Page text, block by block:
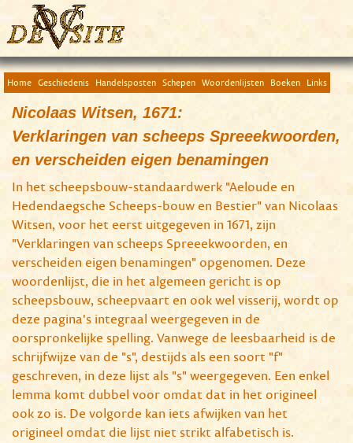
Home Geschiedenis Handelsposten Schepen Woordenlijsten Boeken Links
Nicolaas Witsen, 1671:
Verklaringen van scheeps Spreeekwoorden,
en verscheiden eigen benamingen
In het scheepsbouw-standaardwerk "Aeloude en
Hedendaegsche Scheeps-bouw en Bestier" van Nicolaas
Witsen, voor het eerst uitgegeven in 1671, zijn
"Verklaringen van scheeps Spreeekwoorden, en
verscheiden eigen benamingen" opgenomen. Deze
woordenlijst, die in het algemeen gericht is op
scheepsbouw, scheepvaart en ook wel visserij, wordt op
deze pagina's integraal weergegeven in de
oorspronkelijke spelling. Vanwege de leesbaarheid is de
schrijfwijze van de "s", destijds als een soort "f"
geschreven, in deze lijst als "s" weergegeven. Een enkel
lemma komt dubbel voor omdat dat in het origineel
ook zo is. De volgorde kan iets afwijken van het
origineel omdat die lijst niet strikt alfabetisch is.